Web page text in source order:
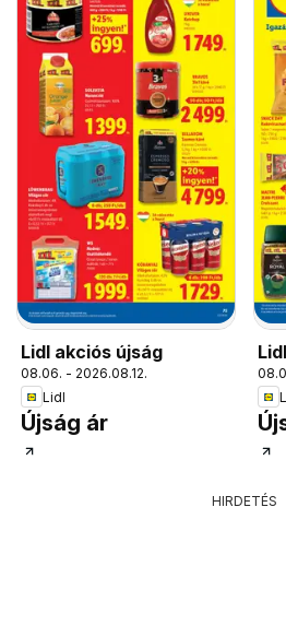
Lidl akciós újság
08.06. - 2026.08.12.
Lidl
Újság ár
HIRDETÉS